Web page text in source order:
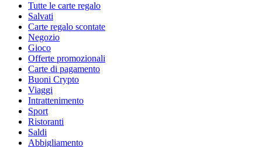
Tutte le carte regalo
Salvati
Carte regalo scontate
Negozio
Gioco
Offerte promozionali
Carte di pagamento
Buoni Crypto
Viaggi
Intrattenimento
Sport
Ristoranti
Saldi
Abbigliamento